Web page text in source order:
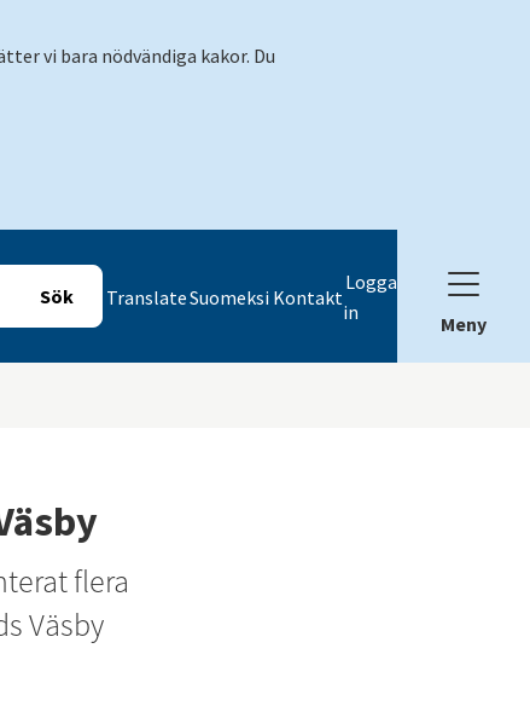
vi bara nödvändiga kakor. Du
TranslateSuomeksi Kontakt
Logga
in
Meny
flera
Väsby